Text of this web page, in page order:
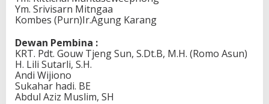
I
A
P
R
S
Ym. Srivisarn Mitngaa
Kombes (Purn)Ir.Agung Karang
Dewan Pembina :
KRT. Pdt. Gouw Tjeng Sun, S.Dt.B, M.H. (Romo Asun)
H. Lili Sutarli, S.H.
Andi Wijiono
Sukahar hadi. BE
Abdul Aziz Muslim, SH